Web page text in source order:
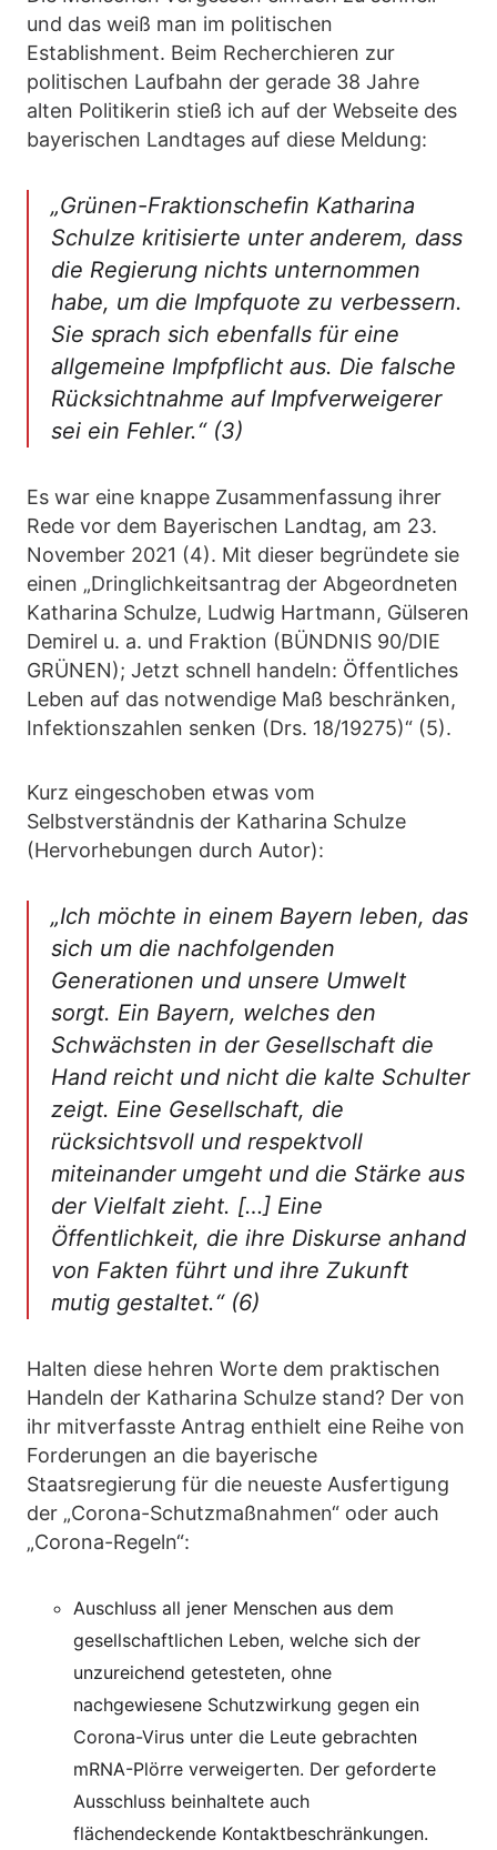
und das weiß man im politischen
Establishment. Beim Recherchieren zur
politischen Laufbahn der gerade 38 Jahre
alten Politikerin stieß ich auf der Webseite des
bayerischen Landtages auf diese Meldung:
„Grünen-Fraktionschefin Katharina
Schulze kritisierte unter anderem, dass
die Regierung nichts unternommen
habe, um die Impfquote zu verbessern.
Sie sprach sich ebenfalls für eine
allgemeine Impfpflicht aus. Die falsche
Rücksichtnahme auf Impfverweigerer
sei ein Fehler.“ (3)
Es war eine knappe Zusammenfassung ihrer
Rede vor dem Bayerischen Landtag, am 23.
November 2021 (4). Mit dieser begründete sie
einen „Dringlichkeitsantrag der Abgeordneten
Katharina Schulze, Ludwig Hartmann, Gülseren
Demirel u. a. und Fraktion (BÜNDNIS 90/DIE
GRÜNEN); Jetzt schnell handeln: Öffentliches
Leben auf das notwendige Maß beschränken,
Infektionszahlen senken (Drs. 18/19275)“ (5).
Kurz eingeschoben etwas vom
Selbstverständnis der Katharina Schulze
(Hervorhebungen durch Autor):
„Ich möchte in einem Bayern leben, das
sich um die nachfolgenden
Generationen und unsere Umwelt
sorgt. Ein Bayern, welches den
Schwächsten in der Gesellschaft die
Hand reicht und nicht die kalte Schulter
zeigt. Eine Gesellschaft, die
rücksichtsvoll und respektvoll
miteinander umgeht und die Stärke aus
der Vielfalt zieht. […] Eine
Öffentlichkeit, die ihre Diskurse anhand
von Fakten führt und ihre Zukunft
mutig gestaltet.“ (6)
Halten diese hehren Worte dem praktischen
Handeln der Katharina Schulze stand? Der von
ihr mitverfasste Antrag enthielt eine Reihe von
Forderungen an die bayerische
Staatsregierung für die neueste Ausfertigung
der „Corona-Schutzmaßnahmen“ oder auch
„Corona-Regeln“:
Auschluss all jener Menschen aus dem
gesellschaftlichen Leben, welche sich der
unzureichend getesteten, ohne
nachgewiesene Schutzwirkung gegen ein
Corona-Virus unter die Leute gebrachten
mRNA-Plörre verweigerten. Der geforderte
Ausschluss beinhaltete auch
flächendeckende Kontaktbeschränkungen.